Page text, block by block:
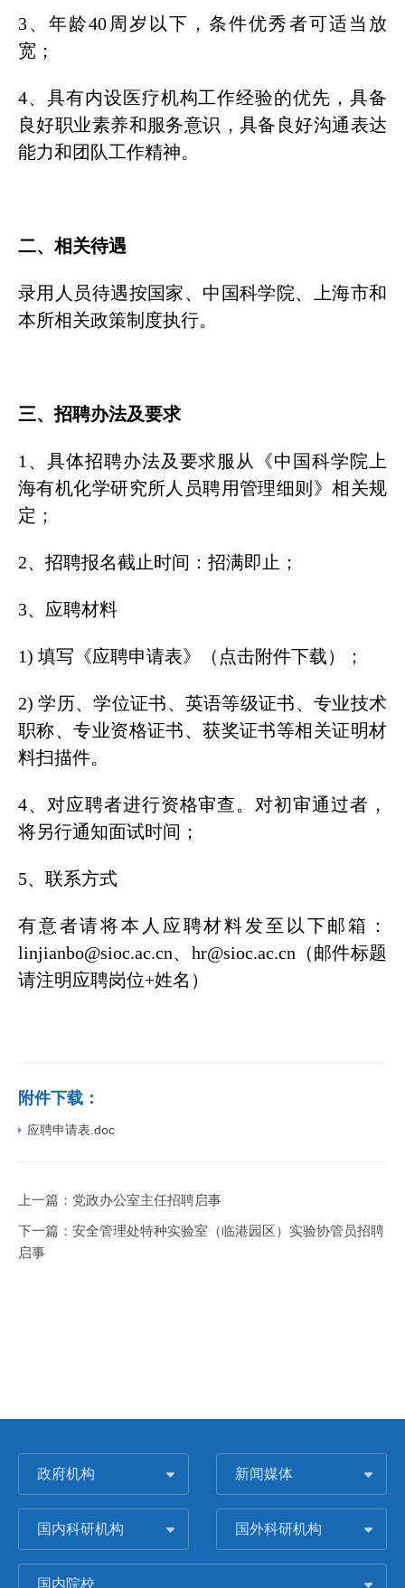
3、年龄40周岁以下，条件优秀者可适当放
宽；
4、具有内设医疗机构工作经验的优先，具备
良好职业素养和服务意识，具备良好沟通表达
能力和团队工作精神。
二、相关待遇
录用人员待遇按国家、中国科学院、上海市和
本所相关政策制度执行。
三、招聘办法及要求
1、具体招聘办法及要求服从《中国科学院上
海有机化学研究所人员聘用管理细则》相关规
定；
2、招聘报名截止时间：招满即止；
3、应聘材料
1) 填写《应聘申请表》（点击附件下载）；
2) 学历、学位证书、英语等级证书、专业技术
职称、专业资格证书、获奖证书等相关证明材
料扫描件。
4、对应聘者进行资格审查。对初审通过者，
将另行通知面试时间；
5、联系方式
有意者请将本人应聘材料发至以下邮箱：
linjianbo@sioc.ac.cn、hr@sioc.ac.cn（邮件标题
请注明应聘岗位+姓名）
附件下载：
应聘申请表.doc
上一篇： 党政办公室主任招聘启事
下一篇： 安全管理处特种实验室（临港园区）实验协管员招聘
启事
政府机构 新闻媒体
国内科研机构 国外科研机构
国内院校